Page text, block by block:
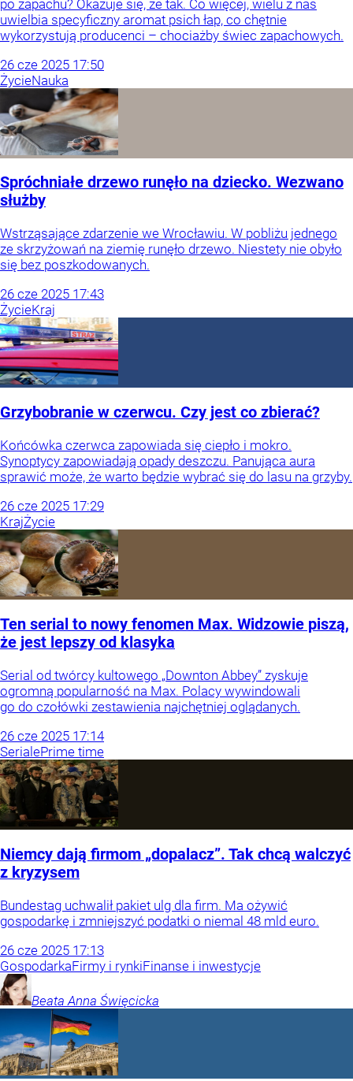
po zapachu? Okazuje się, że tak. Co więcej, wielu z nas
uwielbia specyficzny aromat psich łap, co chętnie
wykorzystują producenci – chociażby świec zapachowych.
26 cze 2025 17:50
ŻycieNauka
Spróchniałe drzewo runęło na dziecko. Wezwano
służby
Wstrząsające zdarzenie we Wrocławiu. W pobliżu jednego
ze skrzyżowań na ziemię runęło drzewo. Niestety nie obyło
się bez poszkodowanych.
26 cze 2025 17:43
ŻycieKraj
Grzybobranie w czerwcu. Czy jest co zbierać?
Końcówka czerwca zapowiada się ciepło i mokro.
Synoptycy zapowiadają opady deszczu. Panująca aura
sprawić może, że warto będzie wybrać się do lasu na grzyby.
26 cze 2025 17:29
KrajŻycie
Ten serial to nowy fenomen Max. Widzowie piszą,
że jest lepszy od klasyka
Serial od twórcy kultowego „Downton Abbey” zyskuje
ogromną popularność na Max. Polacy wywindowali
go do czołówki zestawienia najchętniej oglądanych.
26 cze 2025 17:14
SerialePrime time
Niemcy dają firmom „dopalacz”. Tak chcą walczyć
z kryzysem
Bundestag uchwalił pakiet ulg dla firm. Ma ożywić
gospodarkę i zmniejszyć podatki o niemal 48 mld euro.
26 cze 2025 17:13
GospodarkaFirmy i rynkiFinanse i inwestycje
Beata Anna Święcicka